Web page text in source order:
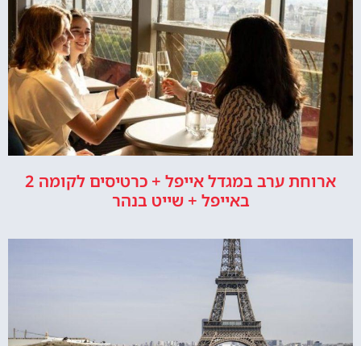
ארוחת ערב במגדל אייפל + כרטיסים לקומה 2
באייפל + שייט בנהר